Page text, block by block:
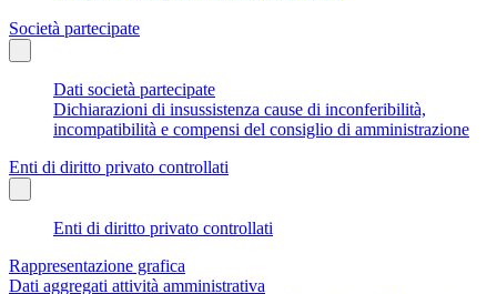
Società partecipate
Dati società partecipate
Dichiarazioni di insussistenza cause di inconferibilità,
incompatibilità e compensi del consiglio di amministrazione
Enti di diritto privato controllati
Enti di diritto privato controllati
Rappresentazione grafica
Dati aggregati attività amministrativa